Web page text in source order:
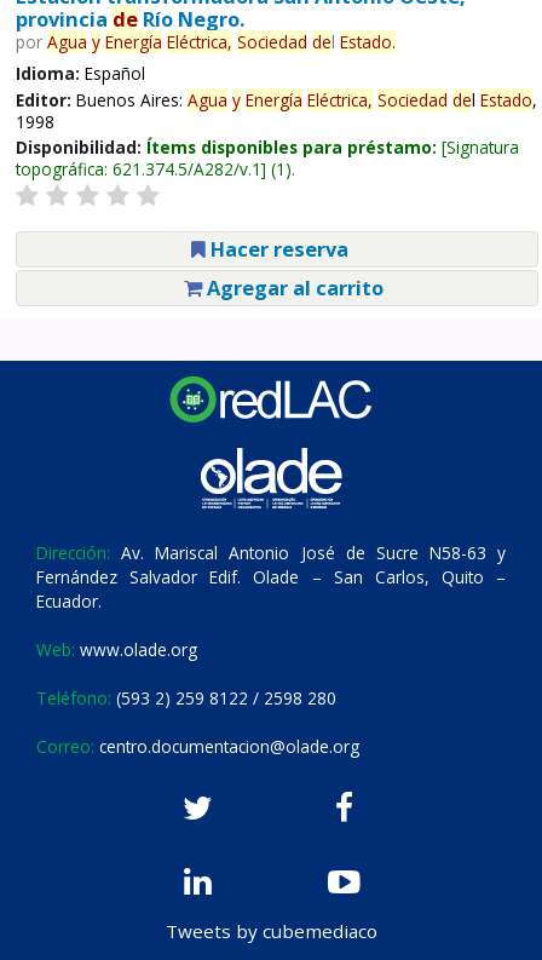
provincia deRío Negro.
por Agua y Energía Eléctrica, Sociedad del Estado.
Idioma: Español
Editor: Buenos Aires: Agua y Energía Eléctrica, Sociedad del Estado,
1998
Disponibilidad: Ítems disponibles para préstamo: Signatura
topográfica: 621.374.5/A282/v.1 (1).
Hacer reserva
Agregar al carrito
Dirección: Av. Mariscal Antonio José de Sucre N58-63 y
Fernández Salvador Edif. Olade – San Carlos, Quito –
Ecuador.
Web: www.olade.org
Teléfono: (593 2) 259 8122 / 2598 280
Correo: centro.documentacion@olade.org
Tweets by cubemediaco